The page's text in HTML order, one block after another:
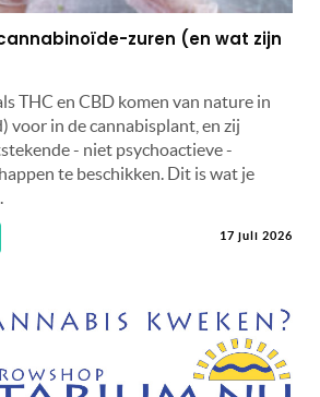
zuren (en wat zijn
THC en CBD komen van nature in
voor in de cannabisplant, en zij
- niet psychoactieve -
te beschikken. Dit is wat je
17 juli 2026